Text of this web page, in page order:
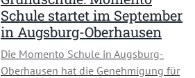
Schule startet im September
in Augsburg-Oberhausen
Die Momento Schule in Augsburg-
Oberhausen hat die Genehmigung für